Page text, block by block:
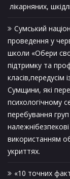
лікарняних,
Сумський
проведення у
школи «Обери
підтримку та
Сумщини, які
психологічному
перебування груп
використанням
укриттях.
«10 точних